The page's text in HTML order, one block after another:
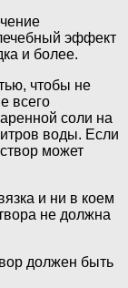
эффект
и более.
чтобы не
всего
соли на
воды. Если
может
и ни в коем
не должна
должен быть